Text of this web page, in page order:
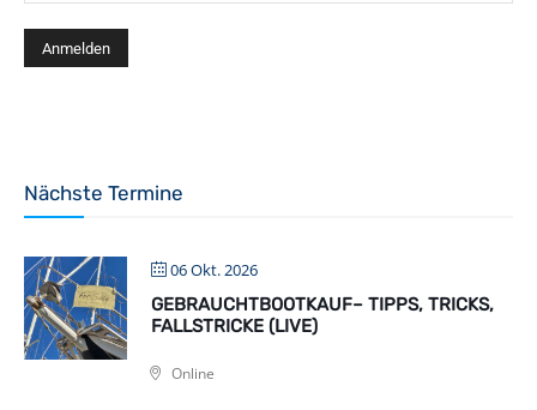
Nächste Termine
06 Okt. 2026
GEBRAUCHTBOOTKAUF– TIPPS, TRICKS,
FALLSTRICKE (LIVE)
Online